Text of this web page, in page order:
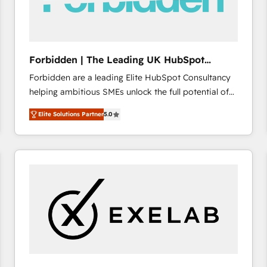
across offices and consulting teams in the UK, USA,
international offices and 175+ employees.
Forbidden | The Leading UK HubSpot
Consultancy
Forbidden are a leading Elite HubSpot Consultancy
helping ambitious SMEs unlock the full potential of
HubSpot. Too many businesses invest in HubSpot
but never see the ROI they expected due to poor
adoption, messy data, and disconnected teams
getting in the way. That’s where we come in. We
design, implement, and optimise HubSpot so it
actually drives revenue, not just reports on it. Our
services include: - Choosing the right HubSpot
package for your business - Full CRM, Marketing, and
Sales Hub implementations - Custom dashboards
Elite Solutions Partner5.0